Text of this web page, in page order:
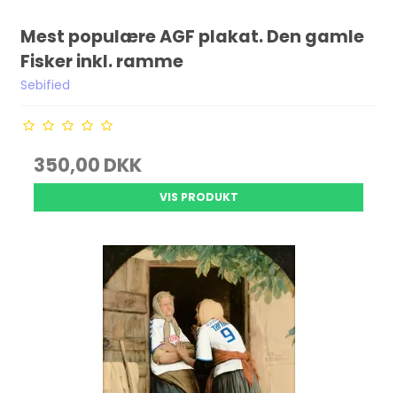
Mest populære AGF plakat. Den gamle
Fisker inkl. ramme
Sebified
350,00 DKK
VIS PRODUKT